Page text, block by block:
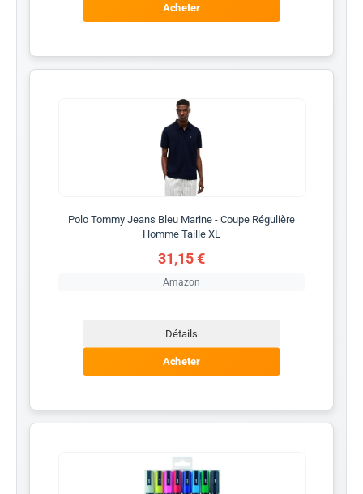
Acheter
Polo Tommy Jeans Bleu Marine - Coupe Régulière
Homme Taille XL
31,15 €
Amazon
Détails
Acheter